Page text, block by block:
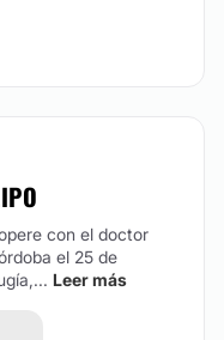
propia grasa,
o quitando
que permite
Se le llama
con el doctor
el 25 de
Leer más